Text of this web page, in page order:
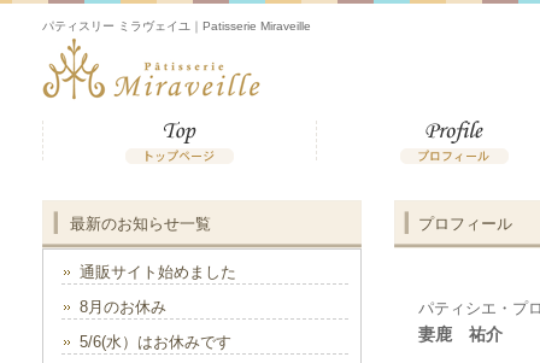
パティスリー ミラヴェイユ｜Patisserie Miraveille
プロフィール
パティシエ・プ
妻鹿 祐介
最新のお知らせ一覧
通販サイト始めました
8月のお休み
5/6(水）はお休みです